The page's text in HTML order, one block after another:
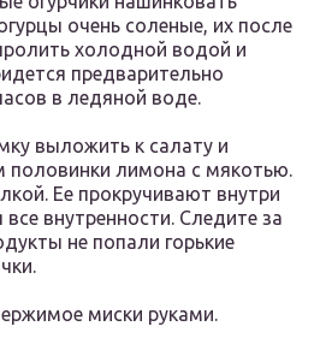
очень соленые, их после
холодной водой и
предварительно
в ледяной воде.
выложить к салату и
половинки лимона с мякотью.
Ее прокручивают внутри
внутренности. Следите за
не попали горькие
миски руками.